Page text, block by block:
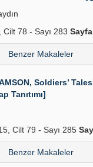
Cilt 78 - Sayı 283
Benzer Makaleler
Soldiers’
Tanıtımı]
Cilt 79 - Sayı 285
Benzer Makaleler